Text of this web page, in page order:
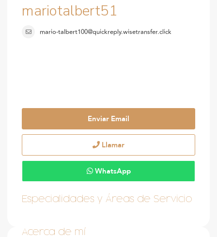
mariotalbert51
mario-talbert100@quickreply.wisetransfer.click
Enviar Email
Llamar
WhatsApp
Especialidades y Áreas de Servicio
Acerca de mí